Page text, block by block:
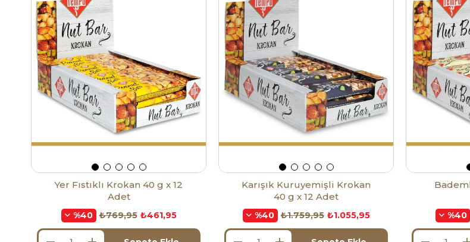
Yer Fıstıklı Krokan 40 g x 12
Adet
%40 ₺461,95
₺769,95
Karışık Kuruyemişli Krokan
40 g x 12 Adet
%40 ₺1.055,95
₺1.759,95 %40